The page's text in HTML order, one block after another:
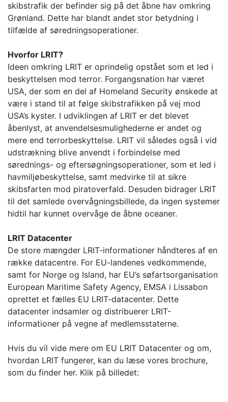
skibstrafik der befinder sig på det åbne hav omkring
Grønland. Dette har blandt andet stor betydning i
tilfælde af søredningsoperationer.
Hvorfor LRIT?
Ideen omkring LRIT er oprindelig opstået som et led i
beskyttelsen mod terror. Forgangsnation har været
USA, der som en del af Homeland Security ønskede at
være i stand til at følge skibstrafikken på vej mod
USA’s kyster. I udviklingen af LRIT er det blevet
åbenlyst, at anvendelsesmulighederne er andet og
mere end terrorbeskyttelse. LRIT vil således også i vid
udstrækning blive anvendt i forbindelse med
sørednings- og eftersøgningsoperationer, som et led i
havmiljøbeskyttelse, samt medvirke til at sikre
skibsfarten mod piratoverfald. Desuden bidrager LRIT
til det samlede overvågningsbillede, da ingen systemer
hidtil har kunnet overvåge de åbne oceaner.
LRIT Datacenter
De store mængder LRIT-informationer håndteres af en
række datacentre. For EU-landenes vedkommende,
samt for Norge og Island, har EU’s søfartsorganisation
European Maritime Safety Agency, EMSA i Lissabon
oprettet et fælles EU LRIT-datacenter. Dette
datacenter indsamler og distribuerer LRIT-
informationer på vegne af medlemsstaterne.
Hvis du vil vide mere om EU LRIT Datacenter og om,
hvordan LRIT fungerer, kan du læse vores brochure,
som du finder her. Klik på billedet: